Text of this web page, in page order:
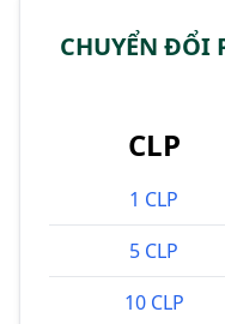
CHUYỂN ĐỔI
CLP
1 CLP
5 CLP
10 CLP